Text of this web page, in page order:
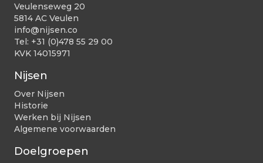
Veulenseweg 20
5814 AC Veulen
info@nijsen.co
Tel: +31 (0)478 55 29 00
KVK 14015971
Nijsen
Over Nijsen
Historie
Werken bij Nijsen
Algemene voorwaarden
Doelgroepen